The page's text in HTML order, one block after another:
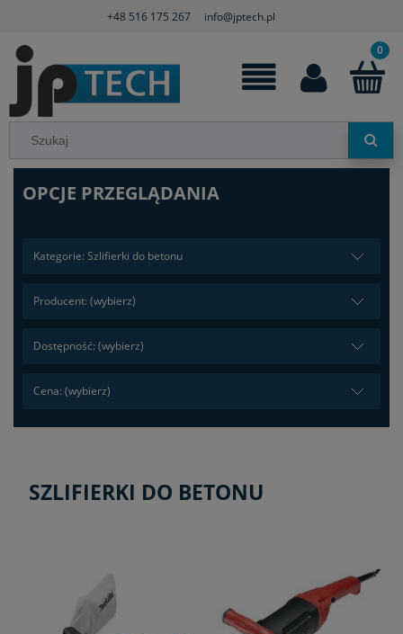
+48 516 175 267 info@jptech.pl
OPCJE PRZEGLĄDANIA
Kategorie: Szlifierki do betonu
Producent: (wybierz)
Dostępność: (wybierz)
Cena: (wybierz)
SZLIFIERKI DO BETONU